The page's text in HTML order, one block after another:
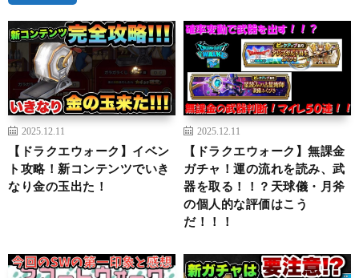
2025.12.11
【ドラクエウォーク】イベン
ト攻略！新コンテンツでいき
なり金の玉出た！
2025.12.11
【ドラクエウォーク】無課金
ガチャ！運の流れを読み、武
器を取る！！？天球儀・月斧
の個人的な評価はこう
だ！！！